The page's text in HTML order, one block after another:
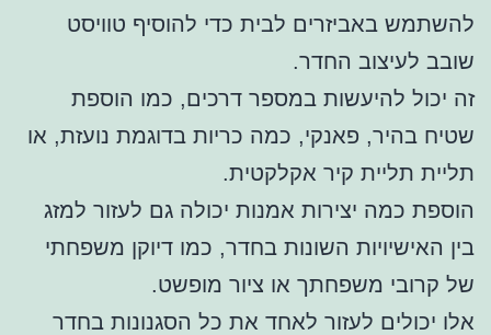
להשתמש באביזרים לבית כדי להוסיף טוויסט
שובב לעיצוב החדר.
זה יכול להיעשות במספר דרכים, כמו הוספת
שטיח בהיר, פאנקי, כמה כריות בדוגמת נועזת, או
תליית תליית קיר אקלקטית.
הוספת כמה יצירות אמנות יכולה גם לעזור למזג
בין האישיויות השונות בחדר, כמו דיוקן משפחתי
של קרובי משפחתך או ציור מופשט.
אלו יכולים לעזור לאחד את כל הסגנונות בחדר